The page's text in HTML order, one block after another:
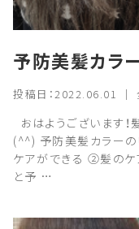
予防美髪カラ
投稿日：2022.06.01 ｜
おはようございます
(^^) 予防美髪カラーの
ケアができる ②髪の
と予 …